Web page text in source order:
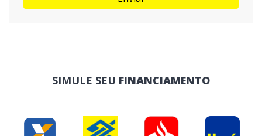
SIMULE SEU FINANCIAMENTO